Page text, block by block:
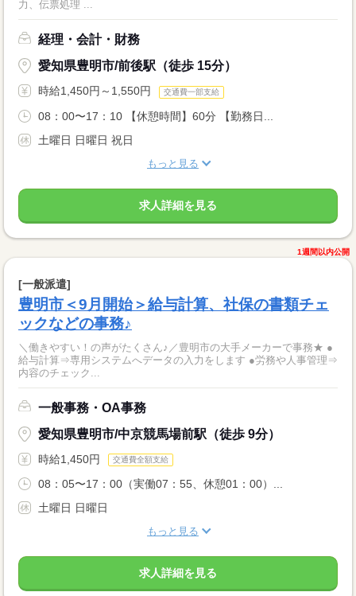
力、伝票処理 ...
経理・会計・財務
愛知県豊明市/前後駅（徒歩 15分）
時給1,450円～1,550円 交通費一部支給
08：00〜17：10 【休憩時間】60分 【勤務日...
土曜日 日曜日 祝日
もっと見る
求人詳細を見る
1週間以内公開
[一般派遣]
豊明市＜9月開始＞給与計算、社保の書類チェ
ックなどの事務♪
＼働きやすい！の声がたくさん♪／豊明市の大手メーカーで事務★ ●
給与計算⇒専用システムへデータの入力をします ●労務や人事管理⇒
内容のチェック...
一般事務・OA事務
愛知県豊明市/中京競馬場前駅（徒歩 9分）
時給1,450円 交通費全額支給
08：05〜17：00（実働07：55、休憩01：00）...
土曜日 日曜日
もっと見る
求人詳細を見る